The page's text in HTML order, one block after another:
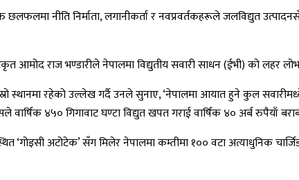
नीति निर्माता, लगानीकर्ता र नवप्रवर्तकहरूले जलविद्युत
आमोद राज भण्डारीले नेपालमा विद्युतीय सवारी साधन (ईभी) को लहर
स्थानमा रहेको उल्लेख गर्दै उनले सुनाए, ‘नेपालमा आयात हुने कुल
४५० गिगावाट घण्टा विद्युत खपत गराई वार्षिक ४० अर्ब रुपैयाँ
‘गोइसी अटोटेक’ सँग मिलेर नेपालमा कम्तीमा १०० वटा अत्याधुनिक